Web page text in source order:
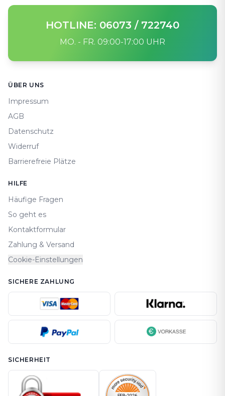
HOTLINE: 06073 / 722740
MO. - FR. 09:00-17:00 UHR
ÜBER UNS
Impressum
AGB
Datenschutz
Widerruf
Barrierefreie Plätze
HILFE
Häufige Fragen
So geht es
Kontaktformular
Zahlung & Versand
Cookie-Einstellungen
SICHERE ZAHLUNG
SICHERHEIT